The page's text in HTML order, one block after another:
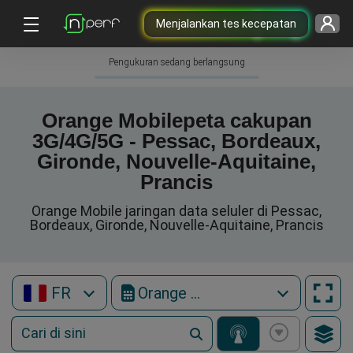
Menjalankan tes kecepatan
Pengukuran sedang berlangsung
Orange Mobilepeta cakupan
3G/4G/5G - Pessac, Bordeaux,
Gironde, Nouvelle-Aquitaine,
Prancis
Orange Mobile jaringan data seluler di Pessac,
Bordeaux, Gironde, Nouvelle-Aquitaine, Prancis
FR Orange Mobile